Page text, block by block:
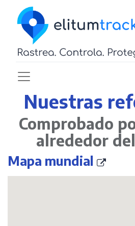
Nuestras
Comprobado
alrededor
Mapa mundial